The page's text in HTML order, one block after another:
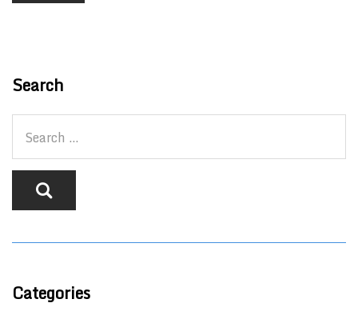
Search
Categories